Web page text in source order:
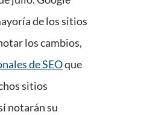
de los sitios
los cambios,
de SEOque
sitios
notarán su